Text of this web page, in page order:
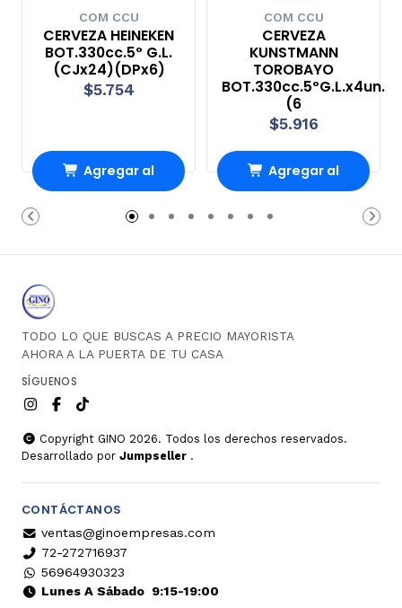
COM CCU
CERVEZA HEINEKEN
BOT.330cc.5º G.L.
(CJx24)(DPx6)
$5.754
Agregar al
carrito
COM CCU
CERVEZA
KUNSTMANN
TOROBAYO
BOT.330cc.5ºG.L.x4un.
(6
$5.916
Agregar al
carrito
TODO LO QUE BUSCAS A PRECIO MAYORISTA
AHORA A LA PUERTA DE TU CASA
SÍGUENOS
Copyright GINO 2026. Todos los derechos reservados.
Desarrollado por Jumpseller .
CONTÁCTANOS
ventas@ginoempresas.com
72-272716937
56964930323
Lunes A Sábado9:15-19:00